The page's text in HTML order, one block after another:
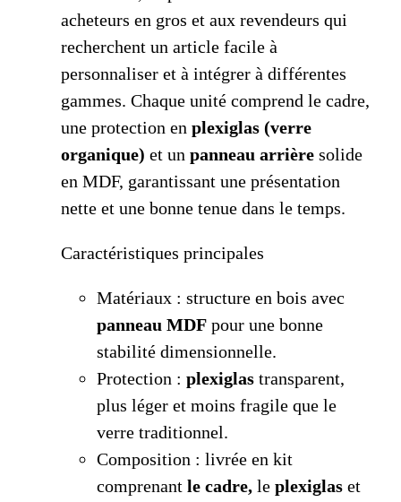
acheteurs en gros et aux revendeurs qui
recherchent un article facile à
personnaliser et à intégrer à différentes
gammes. Chaque unité comprend le cadre,
une protection en plexiglas (verre
organique) et un panneau arrière solide
en MDF, garantissant une présentation
nette et une bonne tenue dans le temps.
Caractéristiques principales
Matériaux : structure en bois avec
panneau MDF pour une bonne
stabilité dimensionnelle.
Protection : plexiglas transparent,
plus léger et moins fragile que le
verre traditionnel.
Composition : livrée en kit
comprenant le cadre, le plexiglas et